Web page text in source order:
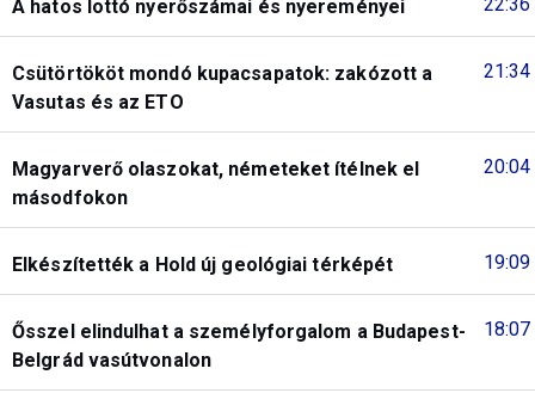
A hatos lottó nyerőszámai és nyereményei
21:34
Csütörtököt mondó kupacsapatok: zakózott a
Vasutas és az ETO
20:04
Magyarverő olaszokat, németeket ítélnek el
másodfokon
19:09
Elkészítették a Hold új geológiai térképét
18:07
Ősszel elindulhat a személyforgalom a Budapest-
Belgrád vasútvonalon